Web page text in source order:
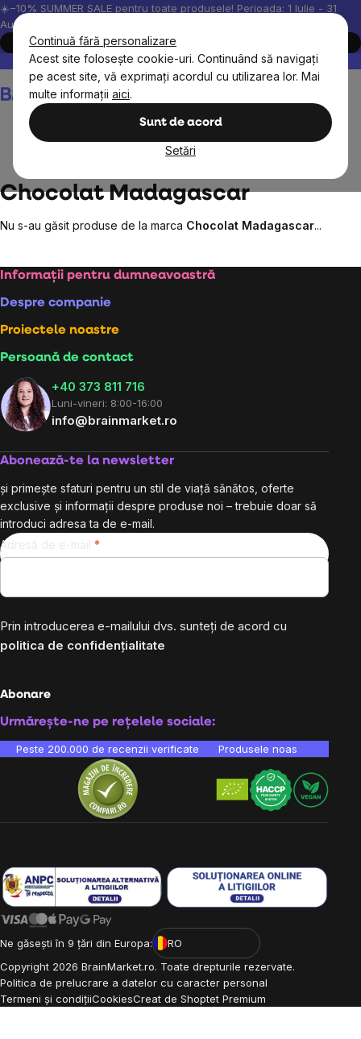
Continuă fără personalizare
Acest site folosește cookie-uri. Continuând să navigați
pe acest site, vă exprimați acordul cu utilizarea lor. Mai
multe informații aici.
Sunt de acord
Setări
Treci
la
conținut
☀️−10% SUMMER SALE pentru toate produsele! Perioada: 1 Iulie - 31
August, 2026.
Cumpără acum
Peste 200.000 de recenzii verificate
Produsele noastre sunt
Coş
de
Chocolat Madagascar
Nu s-au găsit produse de la marca Chocolat Madagascar...
Subsol
Informații pentru dumneavoastră
Despre companie
Proiectele noastre
Persoană de contact
+40 373 811 716
Luni-vineri: 8:00-16:00
info@brainmarket.ro
Abonează-te la newsletter
și primește sfaturi pentru un stil de viață sănătos, oferte
exclusive și informații despre produse noi – trebuie doar să
introduci adresa ta de e-mail.
Adresă de e-mail
Prin introducerea e-mailului dvs. sunteți de acord cu
politica de confidențialitate
Abonare
Urmărește-ne pe rețelele sociale:
Peste 200.000 de recenzii verificate Produsele noastre sunt
Ne găsești în 9 țări din Europa:
RO
Copyright 2026 BrainMarket.ro. Toate drepturile rezervate.
Politica de prelucrare a datelor cu caracter personal
Termeni și condițiiCookiesCreat de Shoptet Premium